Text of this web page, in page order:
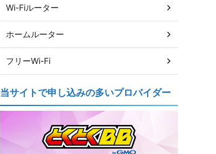
Wi-Fiルーター
ホームルーター
フリーWi-Fi
当サイトで申し込みの多いプロバイダー